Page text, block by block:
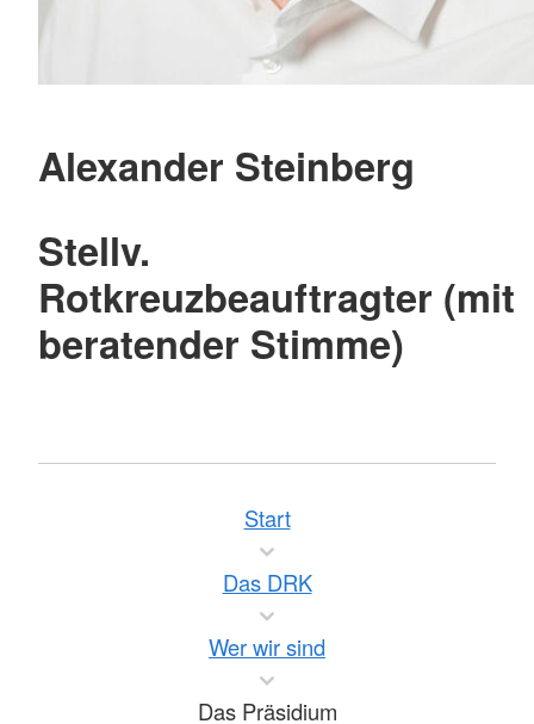
Alexander Steinberg
Stellv.
Rotkreuzbeauftragter (mit
beratender Stimme)
Start
Das DRK
Wer wir sind
Das Präsidium